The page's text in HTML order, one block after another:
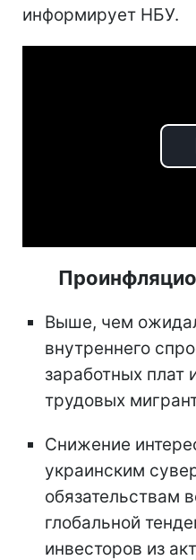
информирует НБУ.
Выше, чем
внутреннего
заработных плат
трудовых
Снижение
украинским
обязательствам
глобальной
инвесторов из